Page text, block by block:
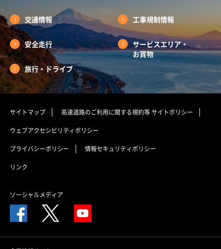
交通情報 工事規制情報
安全走行
サービスエリア・
お買物
旅行・ドライブ
サイトマップ 高速道路のご利用に関する規約等サイトポリシー
ウェブアクセシビリティポリシー
プライバシーポリシー 情報セキュリティポリシー
リンク
ソーシャルメディア